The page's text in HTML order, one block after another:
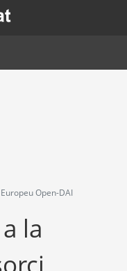
nova finestra.
Open-DAI
la